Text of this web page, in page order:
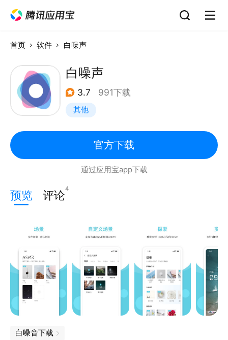
首页 软件 白噪声
白噪声
3.7 991下载
其他
官方下载
通过应用宝app下载
预览 评论4
白噪音下载